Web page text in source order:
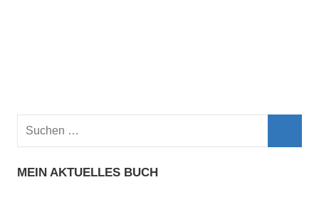
Suchen
MEIN AKTUELLES BUCH